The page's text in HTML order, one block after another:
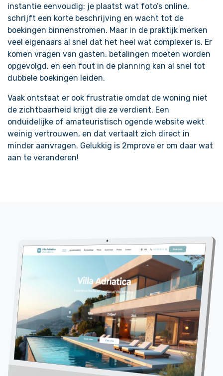
instantie eenvoudig: je plaatst wat foto’s online,
schrijft een korte beschrijving en wacht tot de
boekingen binnenstromen. Maar in de praktijk merken
veel eigenaars al snel dat het heel wat complexer is. Er
komen vragen van gasten, betalingen moeten worden
opgevolgd, en een fout in de planning kan al snel tot
dubbele boekingen leiden.
Vaak ontstaat er ook frustratie omdat de woning niet
de zichtbaarheid krijgt die ze verdient. Een
onduidelijke of amateuristisch ogende website wekt
weinig vertrouwen, en dat vertaalt zich direct in
minder aanvragen.​ Gelukkig is 2mprove er om daar wat
aan te veranderen!